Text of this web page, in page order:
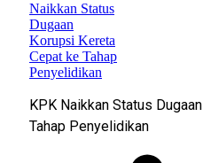
KPK Naikkan Status
Tahap Penyelidikan